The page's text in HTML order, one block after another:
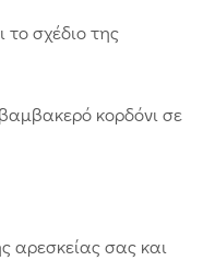
το σχέδιο της
κορδόνι σε
αρεσκείας σας και